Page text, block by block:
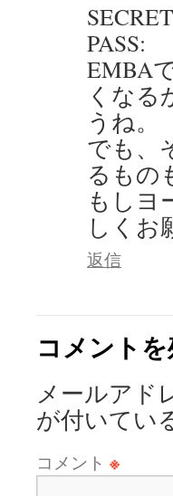
PASS:
EMBA
くなる
うね。
でも、
るもの
もしヨ
しくお
返信
コメント
メールアド
が付いてい
コメント ※